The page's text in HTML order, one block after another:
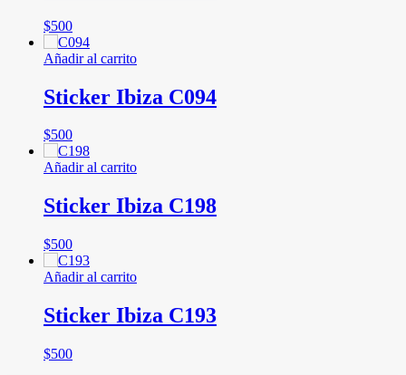
$500
Añadir al carrito
Sticker Ibiza C094
$500
Añadir al carrito
Sticker Ibiza C198
$500
Añadir al carrito
Sticker Ibiza C193
$500